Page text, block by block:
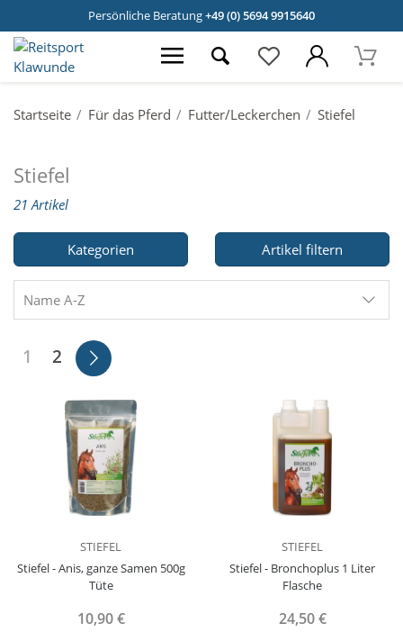
Persönliche Beratung+49 (0) 5694 9915640
Startseite Für das Pferd Futter/Leckerchen Stiefel
Stiefel
21 Artikel
Kategorien Artikel filtern
Name A-Z
1 2
STIEFEL
Stiefel - Anis, ganze Samen 500g
Tüte
10,90 €
STIEFEL
Stiefel - Bronchoplus 1 Liter
Flasche
24,50 €